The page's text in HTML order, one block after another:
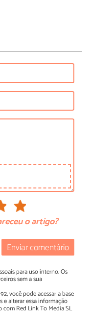
o artigo?
Enviar comentário
para uso interno. Os
sem a sua
você pode acessar a base
e alterar essa informação
Red Link To Media SL